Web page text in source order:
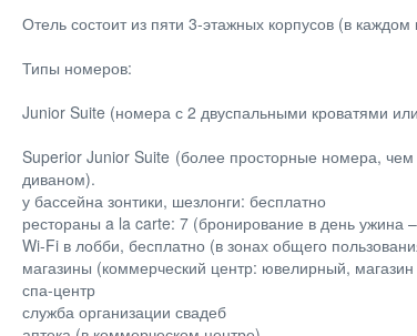
Отель состоит из пяти 3-этажных корпусов (в каждом
Типы номеров:
Junior Suite (номера с 2 двуспальными кроватями
Superior Junior Suite (более просторные номера,
диваном).
у бассейна зонтики, шезлонги: бесплатно
рестораны a la carte: 7 (бронирование в день ужина
Wi-Fi в лобби, бесплатно (в зонах общего
магазины (коммерческий центр: ювелирный,
спа-центр
служба организации свадеб